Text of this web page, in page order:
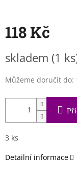
118 Kč
cena:
skladem (1
Můžeme doručit do:
3 ks
Detailní informace